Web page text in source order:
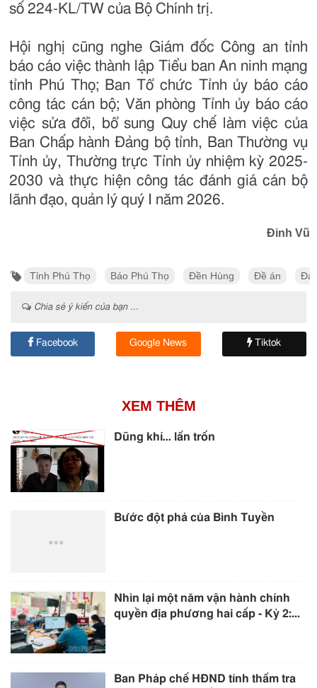
số 224-KL/TW của Bộ Chính trị.
Hội nghị cũng nghe Giám đốc Công an tỉnh
báo cáo việc thành lập Tiểu ban An ninh mạng
tỉnh Phú Thọ; Ban Tổ chức Tỉnh ủy báo cáo
công tác cán bộ; Văn phòng Tỉnh ủy báo cáo
việc sửa đổi, bổ sung Quy chế làm việc của
Ban Chấp hành Đảng bộ tỉnh, Ban Thường vụ
Tỉnh ủy, Thường trực Tỉnh ủy nhiệm kỳ 2025-
2030 và thực hiện công tác đánh giá cán bộ
lãnh đạo, quản lý quý I năm 2026.
Đinh Vũ
Tỉnh Phú Thọ Báo Phú Thọ Đền Hùng Đề án Đại
Chia sẻ ý kiến của bạn ...
Facebook Google News Tiktok
XEM THÊM
Dũng khí… lẩn trốn
Bước đột phá của Bình Tuyền
Nhìn lại một năm vận hành chính
quyền địa phương hai cấp - Kỳ 2:...
Ban Pháp chế HĐND tỉnh thẩm tra